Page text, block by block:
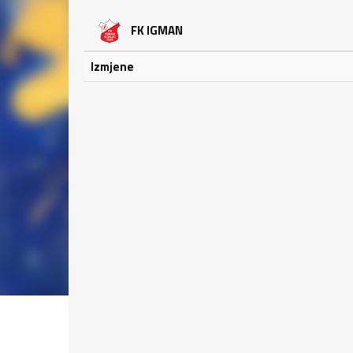
FK IGMAN
Izmjene